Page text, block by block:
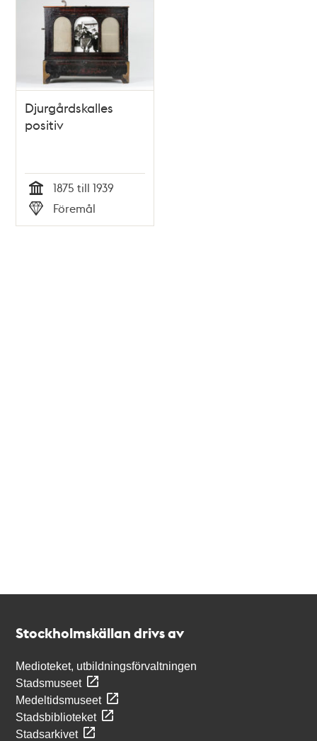
Djurgårdskalles
positiv
Tid
1875 till 1939
Typ
Föremål
Stockholmskällan drivs av
Medioteket, utbildningsförvaltningen
Stadsmuseet
Medeltidsmuseet
Stadsbiblioteket
Stadsarkivet